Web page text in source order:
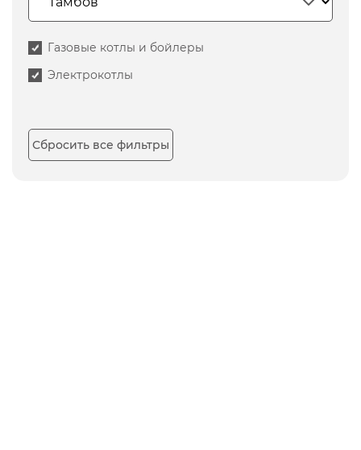
Газовые котлы и бойлеры
Электрокотлы
Сбросить все фильтры